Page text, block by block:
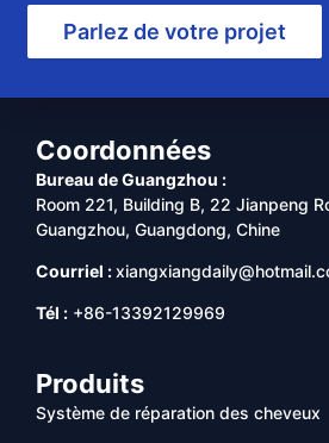
Parlez de votre projet
Coordonnées
Bureau de Guangzhou :
Room 221, Building B, 22 Jianpeng
Guangzhou, Guangdong, Chine
Courriel :
Tél : +86-13392129969
Produits
Système de réparation des cheveux